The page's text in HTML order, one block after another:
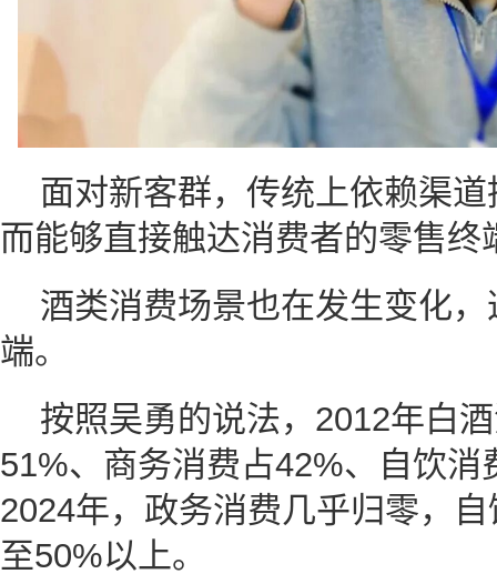
面对新客群，传统上依赖渠
而能够直接触达消费者的零售终
酒类消费场景也在发生变化
端。
按照吴勇的说法，2012年白
51%、商务消费占42%、自饮
2024年，政务消费几乎归零，
至50%以上。